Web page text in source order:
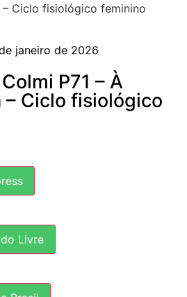
– Ciclo fisiológico feminino
janeiro de 2026
P71 – À
– Ciclo fisiológico
Livre